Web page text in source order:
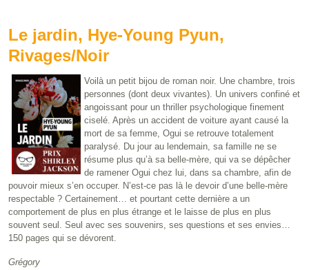
Le jardin, Hye-Young Pyun,
Rivages/Noir
Voilà un petit bijou de roman noir. Une chambre, trois
personnes (dont deux vivantes). Un univers confiné et
angoissant pour un thriller psychologique finement
ciselé. Après un accident de voiture ayant causé la
mort de sa femme, Ogui se retrouve totalement
paralysé. Du jour au lendemain, sa famille ne se
résume plus qu’à sa belle-mère, qui va se dépêcher
de ramener Ogui chez lui, dans sa chambre, afin de
pouvoir mieux s’en occuper. N’est-ce pas là le devoir d’une belle-mère
respectable ? Certainement… et pourtant cette dernière a un
comportement de plus en plus étrange et le laisse de plus en plus
souvent seul. Seul avec ses souvenirs, ses questions et ses envies…
150 pages qui se dévorent.
Grégory